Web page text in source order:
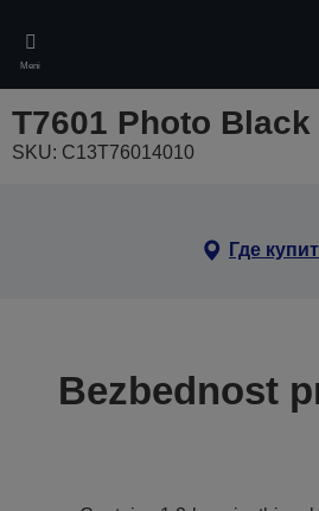
main
content
Meni
T7601 Photo Black
SKU: C13T76014010
Где
Bezbednost